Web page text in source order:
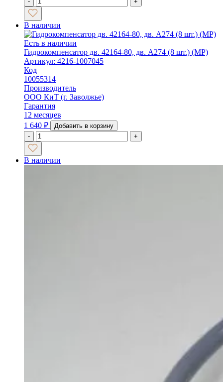
В наличии
Есть в наличии
Гидрокомпенсатор дв. 42164-80, дв. А274 (8 шт.) (MP)
Артикул: 4216-1007045
Код
10055314
Производитель
ООО КиТ (г. Заволжье)
Гарантия
12 месяцев
1 640 ₽
Добавить в корзину
-
+
В наличии